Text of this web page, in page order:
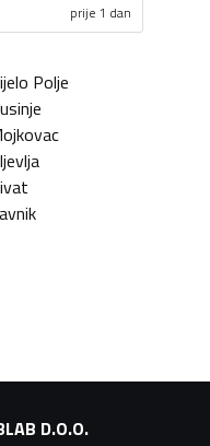
prije 1 dan
Polje
D.O.O.